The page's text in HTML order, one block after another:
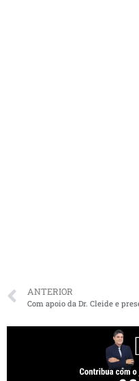
ANTERIOR